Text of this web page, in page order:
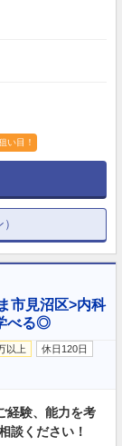
い目！
市見沼区>内科
べる◎
以上
休日120日
経験、能力を考
談ください！